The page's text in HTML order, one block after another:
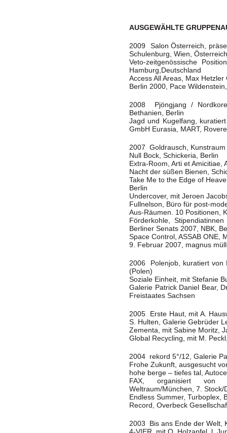
AUSGEWÄHLTE
2009 Salon Österreich,
Schulenburg, Wien, Österreich
Veto-zeitgenössische
Hamburg,Deutschland
Access All Areas, Max
Berlin 2000, Pace
2008 Pjöngjang /
Bethanien, Berlin
Jagd und Kugelfang,
GmbH Eurasia, MART,
2007 Goldrausch,
Null Bock, Schickeria, Berlin
Extra-Room, Arti et Amicitiae,
Nacht der süßen Bienen,
Take Me to the Edge of
Berlin
Undercover, mit Jeroen
Fullnelson, Büro für post-
Aus-Räumen. 10 Positionen,
Förderkohle,
Berliner Senats 2007, NBK,
Space Control, ASSAB ONE,
9. Februar 2007, magnus
2006 Polenjob, kuratiert von
(Polen)
Soziale Einheit, mit Stefanie
Galerie Patrick Daniel Bear,
Freistaates Sachsen
2005 Erste Haut, mit A.
S. Hulten, Galerie Gebrüder
Zementa, mit Sabine Moritz,
Global Recycling, mit M.
2004 rekord 5°/12, Galerie
Frohe Zukunft, ausgesucht
hohe berge – tiefes tal,
FAX, organisiert von
Weltraum/München, 7. Stock/
Endless Summer, Turboplex,
Record, Overbeck
2003 Bis ans Ende der Welt,